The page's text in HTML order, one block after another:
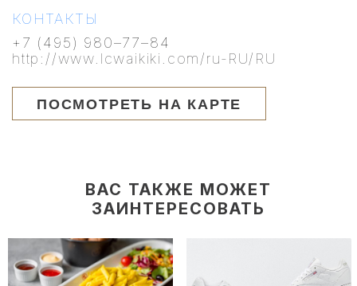
КОНТАКТЫ
+7 (495) 980–77–84
http://www.lcwaikiki.com/ru-RU/RU
ПОСМОТРЕТЬ НА КАРТЕ
ВАС ТАКЖЕ МОЖЕТ
ЗАИНТЕРЕСОВАТЬ